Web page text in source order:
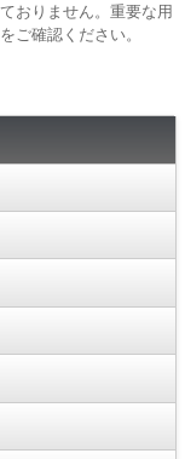
おりません。重要な用
ご確認ください。